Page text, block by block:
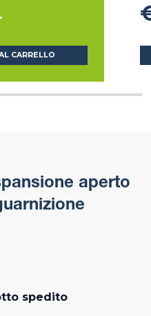
CARRELLO
aperto
spedito